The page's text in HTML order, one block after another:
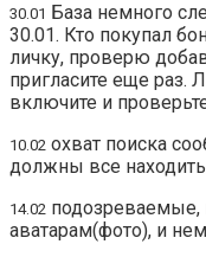
30.01 База немного
30.01. Кто покупал
личку, проверю
пригласите еще раз.
включите и
10.02 охват поиска
должны все
14.02 подозреваемые,
аватарам(фото), и